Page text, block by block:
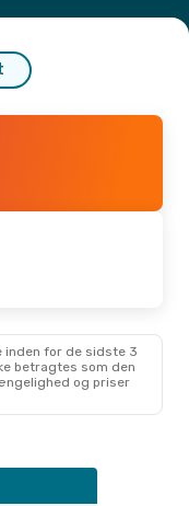
for de sidste 3
betragtes som den
og priser